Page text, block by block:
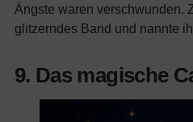
Ängste waren verschwunden.
glitzerndes Band und nannte
9. Das magische